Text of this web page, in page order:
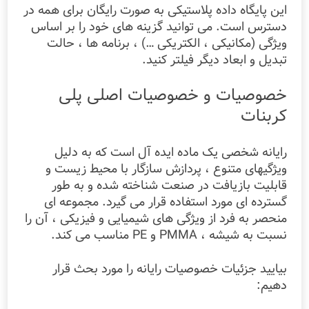
این پایگاه داده پلاستیکی به صورت رایگان برای همه در
دسترس است. می توانید گزینه های خود را بر اساس
ویژگی (مکانیکی ، الکتریکی …) ، برنامه ها ، حالت
تبدیل و ابعاد دیگر فیلتر کنید.
خصوصیات و خصوصیات اصلی پلی
کربنات
رایانه شخصی یک ماده ایده آل است که به دلیل
ویژگیهای متنوع ، پردازش سازگار با محیط زیست و
قابلیت بازیافت در صنعت شناخته شده و به طور
گسترده ای مورد استفاده قرار می گیرد. مجموعه ای
منحصر به فرد از ویژگی های شیمیایی و فیزیکی ، آن را
نسبت به شیشه ، PMMA و PE مناسب می کند.
بیایید جزئیات خصوصیات رایانه را مورد بحث قرار
دهیم: